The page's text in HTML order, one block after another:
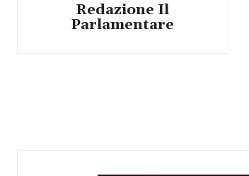
Redazione Il
Parlamentare